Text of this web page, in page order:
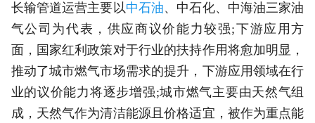
长输管道运营主要以中石油、中石化、中海油三家油
气公司为代表，供应商议价能力较强;下游应用方
面，国家红利政策对于行业的扶持作用将愈加明显，
推动了城市燃气市场需求的提升，下游应用领域在行
业的议价能力将逐步增强;城市燃气主要由天然气组
成，天然气作为清洁能源且价格适宜，被作为重点能